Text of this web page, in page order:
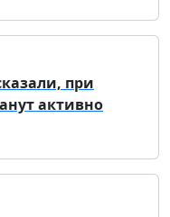
при
активно